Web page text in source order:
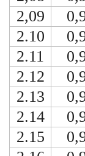
2,09
2.10
2.11
2.12
2.13
2.14
2.15